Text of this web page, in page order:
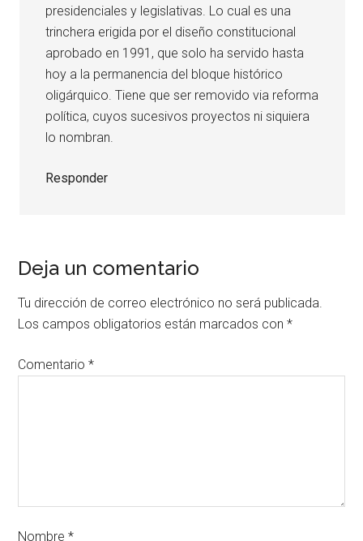
presidenciales y legislativas. Lo cual es una
trinchera erigida por el diseño constitucional
aprobado en 1991, que solo ha servido hasta
hoy a la permanencia del bloque histórico
oligárquico. Tiene que ser removido via reforma
política, cuyos sucesivos proyectos ni siquiera
lo nombran.
Responder
Deja un comentario
Tu dirección de correo electrónico no será publicada.
Los campos obligatorios están marcados con*
Comentario*
Nombre*